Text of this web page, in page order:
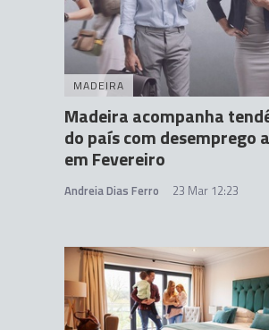
MADEIRA
Madeira acompanha
do país com desemprego
em Fevereiro
Andreia Dias Ferro 23 Mar 12:23